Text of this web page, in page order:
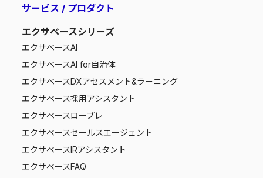
サービス / プロダクト
エクサベースシリーズ
エクサベースAI
エクサベースAI for自治体
エクサベースDXアセスメント&ラーニング
エクサベース採用アシスタント
エクサベースロープレ
エクサベースセールスエージェント
エクサベースIRアシスタント
エクサベースFAQ